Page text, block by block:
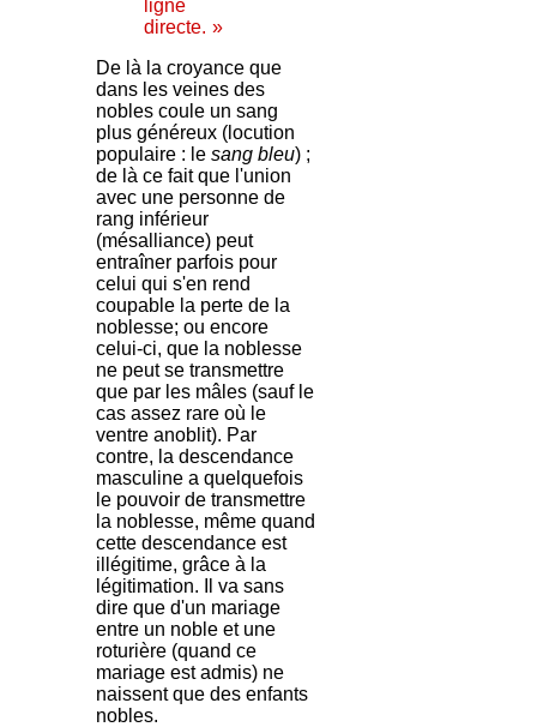
ligne
directe. »
De là la croyance que
dans les veines des
nobles coule un sang
plus généreux (locution
populaire : le sang bleu) ;
de là ce fait que l'union
avec une personne de
rang inférieur
(mésalliance) peut
entraîner parfois pour
celui qui s'en rend
coupable la perte de la
noblesse; ou encore
celui-ci, que la noblesse
ne peut se transmettre
que par les mâles (sauf le
cas assez rare où le
ventre anoblit). Par
contre, la descendance
masculine a quelquefois
le pouvoir de transmettre
la noblesse, même quand
cette descendance est
illégitime, grâce à la
légitimation. Il va sans
dire que d'un mariage
entre un noble et une
roturière (quand ce
mariage est admis) ne
naissent que des enfants
nobles.